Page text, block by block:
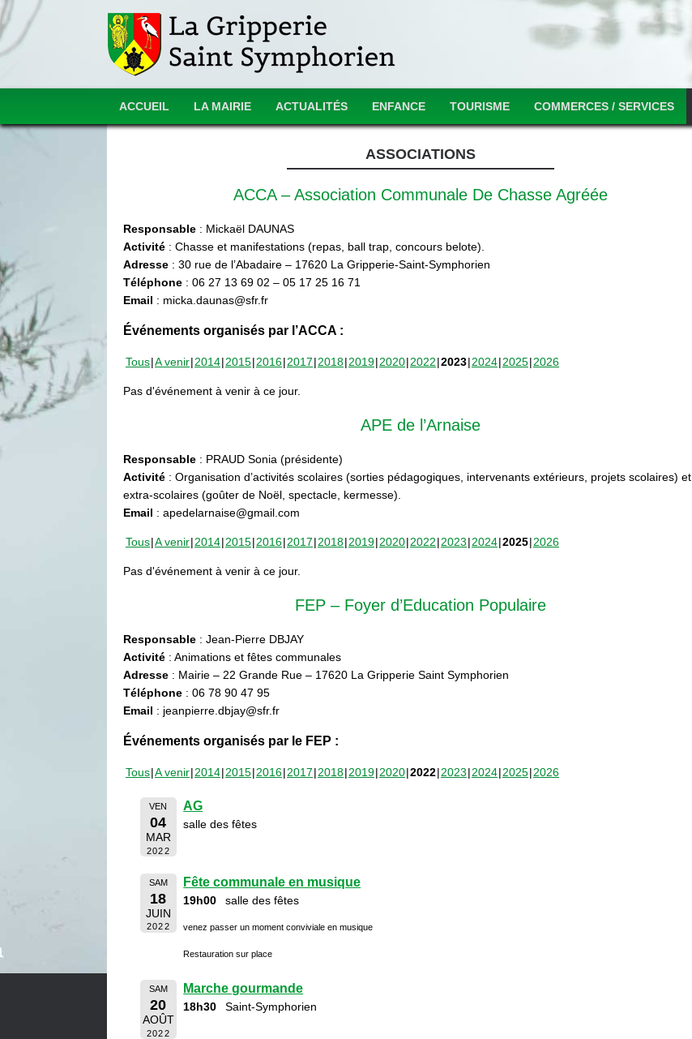
ACCUEIL LA MAIRIE ACTUALITÉS ENFANCE TOURISME COMMERCES / SERVICES
ASSOCIATIONS
ACCA – Association Communale De Chasse Agréée
Responsable : Mickaël DAUNAS
Activité : Chasse et manifestations (repas, ball trap, concours belote).
Adresse : 30 rue de l’Abadaire – 17620 La Gripperie-Saint-Symphorien
Téléphone : 06 27 13 69 02 – 05 17 25 16 71
Email : micka.daunas@sfr.fr
Événements organisés par l’ACCA :
Tous A venir 2014 2015 2016 2017 2018 2019 2020 2022 2023 2024 2025 2026
Pas d'événement à venir à ce jour.
APE de l’Arnaise
Responsable : PRAUD Sonia (présidente)
Activité : Organisation d’activités scolaires (sorties pédagogiques, intervenants extérieurs, projets scolaires) et
extra-scolaires (goûter de Noël, spectacle, kermesse).
Email : apedelarnaise@gmail.com
Tous A venir 2014 2015 2016 2017 2018 2019 2020 2022 2023 2024 2025 2026
Pas d'événement à venir à ce jour.
FEP – Foyer d’Education Populaire
Responsable : Jean-Pierre DBJAY
Activité : Animations et fêtes communales
Adresse : Mairie – 22 Grande Rue – 17620 La Gripperie Saint Symphorien
Téléphone : 06 78 90 47 95
Email : jeanpierre.dbjay@sfr.fr
Événements organisés par le FEP :
Tous A venir 2014 2015 2016 2017 2018 2019 2020 2022 2023 2024 2025 2026
VEN
04
MAR
2022
AG
salle des fêtes
SAM
18
JUIN
2022
Fête communale en musique
19h00 salle des fêtes
venez passer un moment conviviale en musique
Restauration sur place
SAM
20
AOÛT
2022
Marche gourmande
18h30 Saint-Symphorien